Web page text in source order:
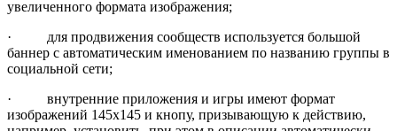
увеличенного формата изображения;
· для продвижения сообществ используется большой
баннер с автоматическим именованием по названию группы в
социальной сети;
· внутренние приложения и игры имеют формат
изображений 145х145 и кнопу, призывающую к действию,